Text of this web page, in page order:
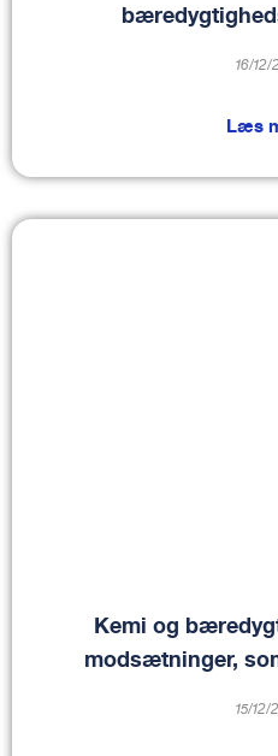
16/12/
Læs
Kemi og
modsætninger,
15/12/